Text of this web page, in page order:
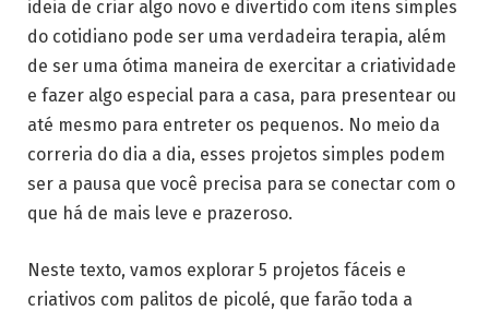
ideia de criar algo novo e divertido com itens simples
do cotidiano pode ser uma verdadeira terapia, além
de ser uma ótima maneira de exercitar a criatividade
e fazer algo especial para a casa, para presentear ou
até mesmo para entreter os pequenos. No meio da
correria do dia a dia, esses projetos simples podem
ser a pausa que você precisa para se conectar com o
que há de mais leve e prazeroso.
Neste texto, vamos explorar 5 projetos fáceis e
criativos com palitos de picolé, que farão toda a